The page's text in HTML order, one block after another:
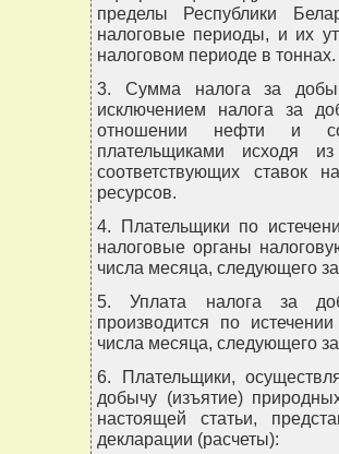
пределы Республики
налоговые периоды, и их
налоговом периоде в тоннах.
3. Сумма налога за
исключением налога за
отношении нефти и
плательщиками исходя
соответствующих ставок
ресурсов.
4. Плательщики по
налоговые органы
числа месяца, следующего
5. Уплата налога за
производится по
числа месяца, следующего
6. Плательщики,
добычу (изъятие)
настоящей статьи,
декларации (расчеты):